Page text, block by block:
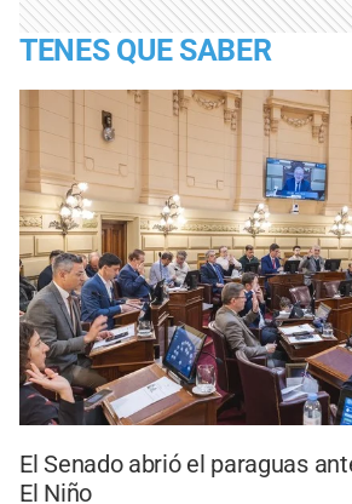
TENES QUE SABER
El Senado abrió el paraguas
El Niño